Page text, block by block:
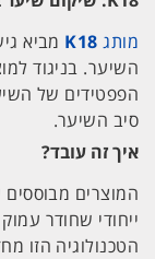
מותג K18 מביא
הפפטידים של
סיב השיער.
איך זה עובד?
המוצרים מבוססים
ייחודי שחודר
הטכנולוגיה הזו